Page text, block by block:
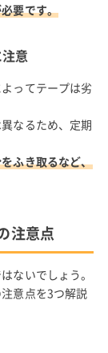
要です。
意
ってテープは劣
なるため、定期
ふき取るなど、
注意点
ないでしょう。
意点を3つ解説